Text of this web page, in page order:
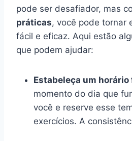
pode ser desafiador, mas
práticas, você pode tornar
fácil e eficaz. Aqui estão
que podem ajudar:
Estabeleça um horário
momento do dia que
você e reserve esse
exercícios. A